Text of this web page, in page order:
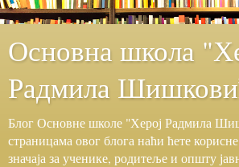
Основна школа
Радмила
Блог ‎Основне школе "Херој ‎Радмила
страницама овог блога наћи ћете
значаја за ученике, родитеље и општу